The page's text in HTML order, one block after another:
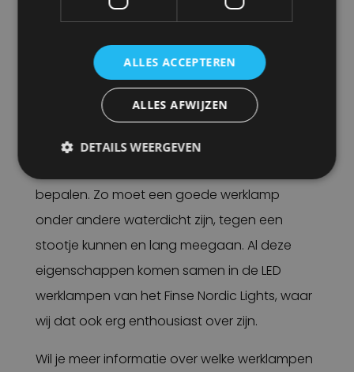
voertuig en omdat het LED licht de ogen niet
vermoeid, kun je er veel langer mee blijven
TEGEN EEN STOOTJE KUNNEN
Behalve de lichtbron zijn er nog veel meer
bepalen. Zo moet een goede werklamp
onder andere waterdicht zijn, tegen een
stootje kunnen en lang meegaan. Al deze
eigenschappen komen samen in de LED
werklampen van het Finse Nordic Lights, waar
wij dat ook erg enthousiast over zijn.
Wil je meer informatie over welke werklampen
ALLES ACCEPTEREN
ALLES AFWIJZEN
DETAILS WEERGEVEN